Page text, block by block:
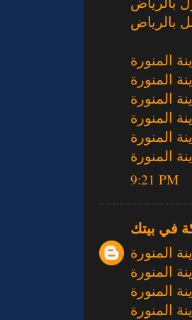
بالرياض
المنورة
المنورة
المنورة
المنورة
المنورة
المنورة
9:21 PM
في بيتك
المنورة
المنورة
المنورة
المنورة